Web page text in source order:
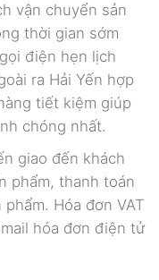
vận chuyển sản
thời gian sớm
điện hẹn lịch
ra Hải Yến hợp
tiết kiệm giúp
chóng nhất.
giao đến khách
phẩm, thanh toán
Hóa đơn VAT
hóa đơn điện tử